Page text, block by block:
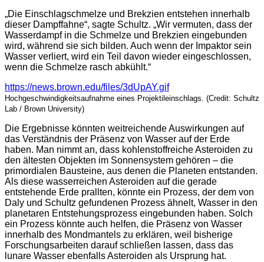
„Die Einschlagschmelze und Brekzien entstehen innerhalb
dieser Dampffahne“, sagte Schultz. „Wir vermuten, dass der
Wasserdampf in die Schmelze und Brekzien eingebunden
wird, während sie sich bilden. Auch wenn der Impaktor sein
Wasser verliert, wird ein Teil davon wieder eingeschlossen,
wenn die Schmelze rasch abkühlt.“
https://news.brown.edu/files/3dUpAY.gif
Hochgeschwindigkeitsaufnahme eines Projektileinschlags. (Credit: Schultz
Lab / Brown University)
Die Ergebnisse könnten weitreichende Auswirkungen auf
das Verständnis der Präsenz von Wasser auf der Erde
haben. Man nimmt an, dass kohlenstoffreiche Asteroiden zu
den ältesten Objekten im Sonnensystem gehören – die
primordialen Bausteine, aus denen die Planeten entstanden.
Als diese wasserreichen Asteroiden auf die gerade
entstehende Erde prallten, könnte ein Prozess, der dem von
Daly und Schultz gefundenen Prozess ähnelt, Wasser in den
planetaren Entstehungsprozess eingebunden haben. Solch
ein Prozess könnte auch helfen, die Präsenz von Wasser
innerhalb des Mondmantels zu erklären, weil bisherige
Forschungsarbeiten darauf schließen lassen, dass das
lunare Wasser ebenfalls Asteroiden als Ursprung hat.